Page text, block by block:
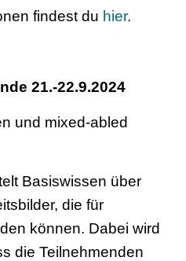
findest du hier.
21.-22.9.2024
und mixed-abled
Basiswissen über
die für
können. Dabei wird
die Teilnehmenden